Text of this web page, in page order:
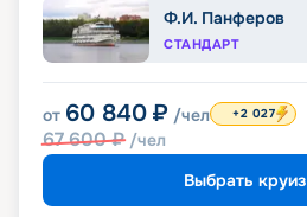
Ф.И. Панферов
СТАНДАРТ
от 60 840 ₽ /чел
67 600₽ /чел
+2 027
Выбрать круиз